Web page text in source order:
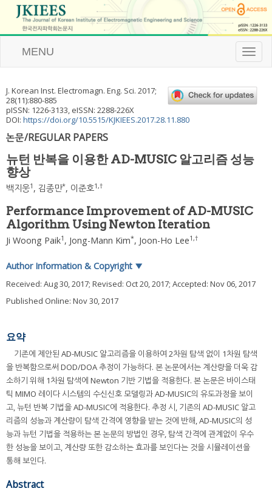
T
o
l
e
g
o
n
MENU
J. Korean Inst. Electromagn. Eng. Sci. 2017;
28(11):880-885
pISSN: 1226-3133, eISSN: 2288-226X
DOI: https://doi.org/10.5515/KJKIEES.2017.28.11.880
논문/REGULAR PAPERS
뉴턴 반복을 이용한 AD-MUSIC 알고리즘 성능
향상
백지웅1 , 김종만*, 이준호1,†
Performance Improvement of AD-MUSIC
Algorithm Using Newton Iteration
Ji Woong Paik1 , Jong-Mann Kim*, Joon-Ho Lee1,†
Author Information & Copyright ▼
Received: Aug 30, 2017; Revised: Oct 20, 2017; Accepted: Nov 06, 2017
Published Online: Nov 30, 2017
요약
기존에 제안된 AD-MUSIC 알고리즘을 이용하여 2차원 탐색 없이 1차원 탐색
을 반복함으로써 DOD/DOA 추정이 가능하다. 본 논문에서는 계산량을 더욱 감
소하기 위해 1차원 탐색에 Newton 기반 기법을 적용한다. 본 논문은 바이스태
틱 MIMO 레이다 시스템의 수신신호 모델링과 AD-MUSIC의 유도과정을 보이
고, 뉴턴 반복 기법을 AD-MUSIC에 적용한다. 추정 시, 기존의 AD-MUSIC 알고
리즘의 성능과 계산량이 탐색 간격에 영향을 받는 것에 반해, AD-MUSIC의 성
능과 뉴턴 기법을 적용하는 본 논문의 방법인 경우, 탐색 간격에 관계없이 우수
한 성능을 보이고, 계산량 또한 감소하는 효과를 보인다는 것을 시뮬레이션을
통해 보인다.
Abstract